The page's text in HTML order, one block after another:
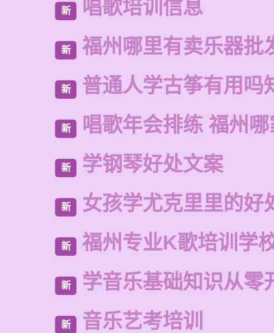
新 唱歌培训信息
新 福州哪里有卖乐器批
新 普通人学古筝有用吗
新 唱歌年会排练 福州
新 学钢琴好处文案
新 女孩学尤克里里的好
新 福州专业K歌培训学
新 学音乐基础知识从零
新 音乐艺考培训